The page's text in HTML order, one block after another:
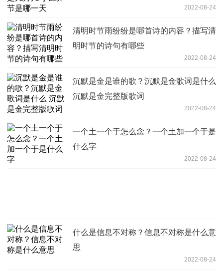
2022-08-24
清明时节雨纷纷是哪首诗的内容？描写清
明时节的诗句有哪些
2022-08-24
沉默是金是谁的歌？沉默是金歌词是什么
沉默是金完整版歌词
2022-08-24
一个土一个于怎么念？一个土加一个于是
什么字
2022-08-24
什么是信息不对称？信息不对称是什么意
思
2022-08-24